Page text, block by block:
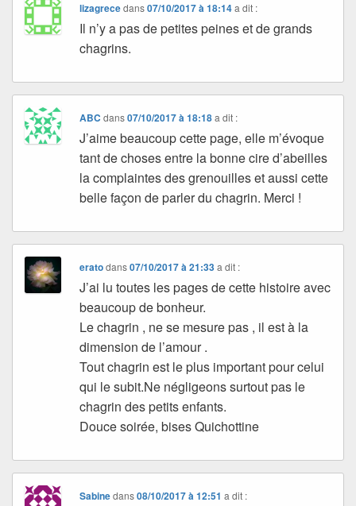
lizagrecedans07/10/2017 à 18:14 a dit :
Il n’y a pas de petites peines et de grands
chagrins.
ABC dans07/10/2017 à 18:18 a dit :
J’aime beaucoup cette page, elle m’évoque
tant de choses entre la bonne cire d’abeilles
la complaintes des grenouilles et aussi cette
belle façon de parler du chagrin. Merci !
eratodans07/10/2017 à 21:33 a dit :
J’ai lu toutes les pages de cette histoire avec
beaucoup de bonheur.
Le chagrin , ne se mesure pas , il est à la
dimension de l’amour .
Tout chagrin est le plus important pour celui
qui le subit.Ne négligeons surtout pas le
chagrin des petits enfants.
Douce soirée, bises Quichottine
Sabinedans08/10/2017 à 12:51 a dit :